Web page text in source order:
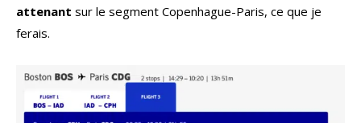
attenant sur le segment Copenhague-Paris, ce que je
ferais.